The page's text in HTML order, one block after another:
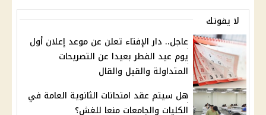
لا يفوتك
عاجل.. دار الإفتاء تعلن عن موعد إعلان أول
يوم عيد الفطر بعيدا عن التصريحات
المتداولة والقيل والقال
هل سيتم عقد امتحانات الثانوية العامة في
الكليات والجامعات منعا للغش؟